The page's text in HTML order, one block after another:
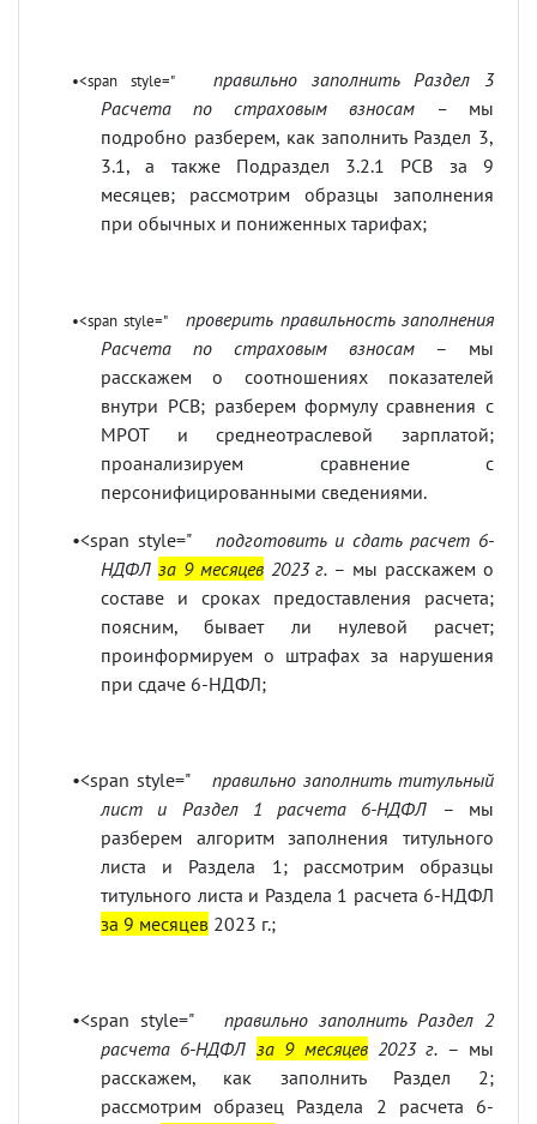
•<span style=" правильно заполнить Раздел 3
Расчета по страховым взносам – мы
подробно разберем, как заполнить Раздел 3,
3.1, а также Подраздел 3.2.1 РСВ за 9
месяцев; рассмотрим образцы заполнения
при обычных и пониженных тарифах;
•<span style="проверить правильность заполнения
Расчета по страховым взносам – мы
расскажем о соотношениях показателей
внутри РСВ; разберем формулу сравнения с
МРОТ и среднеотраслевой зарплатой;
проанализируем сравнение с
персонифицированными сведениями.
•<span style=" подготовить и сдать расчет 6-
НДФЛ за 9 месяцев2023 г. – мы расскажем о
составе и сроках предоставления расчета;
поясним, бывает ли нулевой расчет;
проинформируем о штрафах за нарушения
при сдаче 6-НДФЛ;
•<span style=" правильно заполнить титульный
лист и Раздел 1 расчета 6-НДФЛ – мы
разберем алгоритм заполнения титульного
листа и Раздела 1; рассмотрим образцы
титульного листа и Раздела 1 расчета 6-НДФЛ
за 9 месяцев 2023 г.;
•<span style="правильно заполнить Раздел 2
расчета 6-НДФЛ за 9 месяцев2023 г. – мы
расскажем, как заполнить Раздел 2;
рассмотрим образец Раздела 2 расчета 6-